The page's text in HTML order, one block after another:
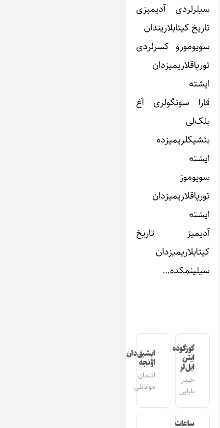
سیلرلردی آدیمیزی
تاریخ کیتابلاریندان
سویوموزو کسرلردی
تورپاقلاریمیزدان
ایشته
قارا سونگولری آغ
بلک‌لی
بئشیکلریمیزده
ایشته
سویوموز
تورپاقلاریمیزدان
ایشته
آدیمیز تاریخ
کیتابلاریمیزدان
سیلینمکده…
گوزگوده
ایتن
ایل‌لر
حیدر
بابایی
ایشیق‌دان
اؤنجه
ائلمان
موغانلی
ساعات